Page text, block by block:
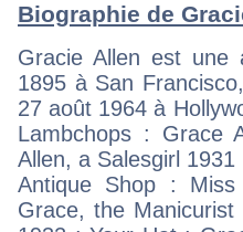
Biographie de
Gracie Allen est une
1895 à San
27 août 1964 à
Lambchops : Grace
Allen, a Salesgirl
Antique Shop :
Grace, the